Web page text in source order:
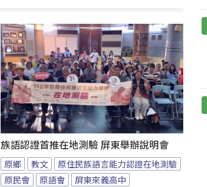
族語認證首推在地測驗 屏東舉辦說明會
原鄉 教文
原住民族語言能力認證在地測驗
原民會
原語會 屏東來義高中